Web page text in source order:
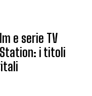
e serie TV
i titoli